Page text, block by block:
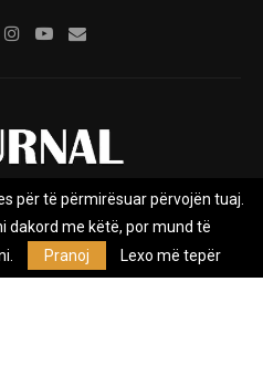
Marketing
Policy
e pavarur, e themeluar në vitin
për të përmirësuar përvojën tuaj.
dakord me këtë, por mund të
Pranoj Lexo më tepër